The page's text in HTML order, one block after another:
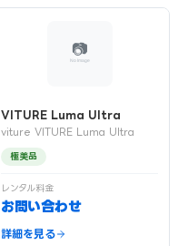
VITURE Luma Ultra
viture VITURE Luma Ultra
極美品
レンタル料金
お問い合わせ
詳細を見る